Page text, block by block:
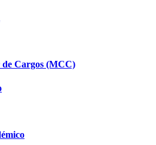
Cargos (MCC)